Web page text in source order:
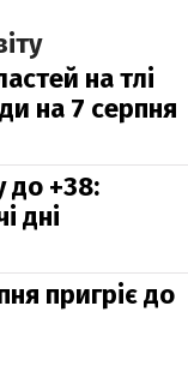
на тлі
на 7 серпня
до +38:
дні
пригріє до